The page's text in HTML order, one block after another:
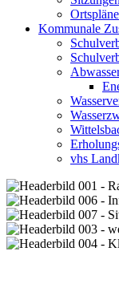
Ortspläne
Kommunale
vhs